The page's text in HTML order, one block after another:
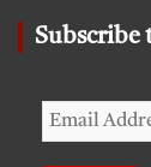
Subscribe